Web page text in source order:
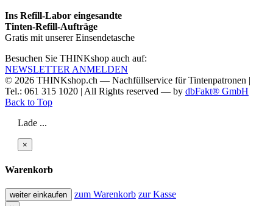
Ins Refill-Labor eingesandte
Tinten-Refill-Aufträge
Gratis mit unserer Einsendetasche
Besuchen Sie THINKshop auch auf:
NEWSLETTER ANMELDEN
© 2026 THINKshop.ch — Nachfüllservice fürTintenpatronen |
Tel.: 061 315 1020 | All Rights reserved — by dbFakt® GmbH
Back to Top
Lade ...
×
Warenkorb
weiter einkaufen zum Warenkorb zur Kasse